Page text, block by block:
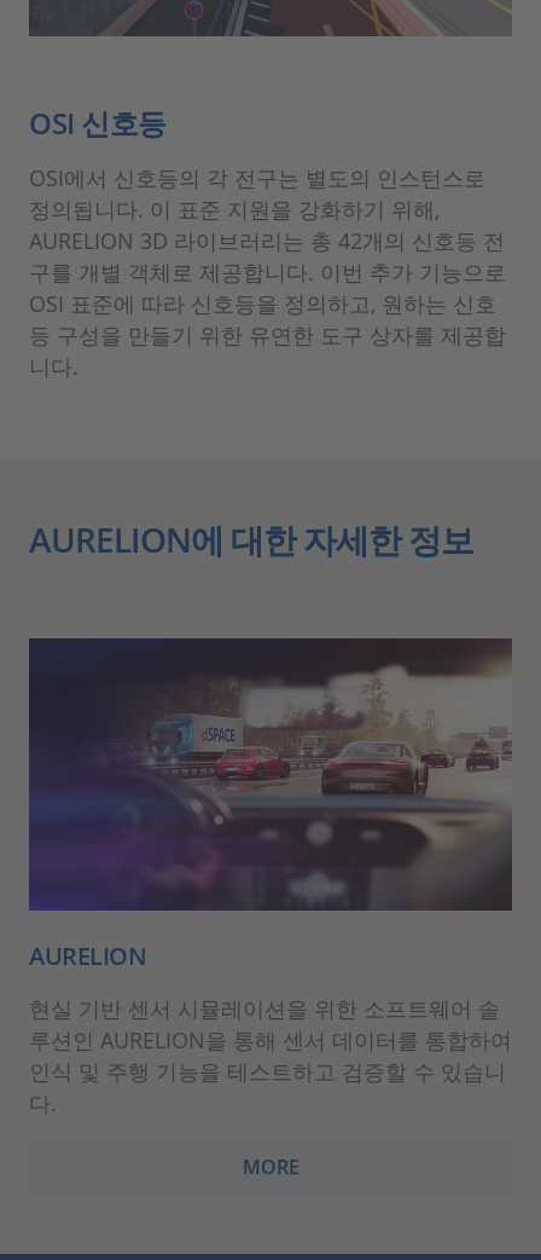
OSI 신호등
OSI에서 신호등의 각 전구는 별도의 인스턴스로
정의됩니다. 이 표준 지원을 강화하기 위해,
AURELION 3D 라이브러리는 총 42개의 신호등 전
구를 개별 객체로 제공합니다. 이번 추가 기능으로
OSI 표준에 따라 신호등을 정의하고, 원하는 신호
등 구성을 만들기 위한 유연한 도구 상자를 제공합
니다.
AURELION에 대한 자세한 정보
AURELION
현실 기반 센서 시뮬레이션을 위한 소프트웨어 솔
루션인 AURELION을 통해 센서 데이터를 통합하여
인식 및 주행 기능을 테스트하고 검증할 수 있습니
다.
MORE